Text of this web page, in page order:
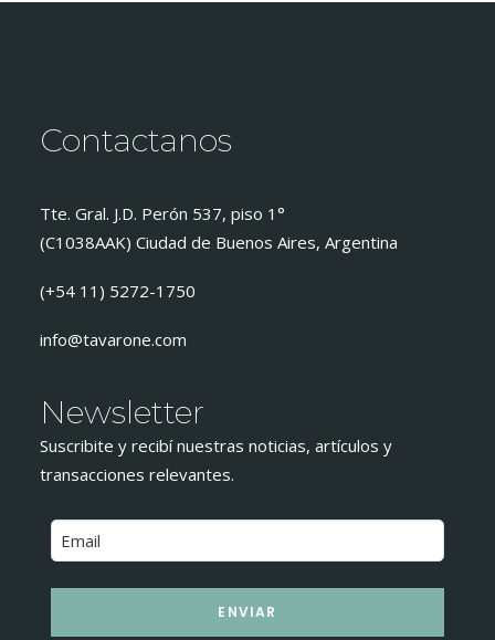
Contactanos
Tte. Gral. J.D. Perón 537, piso 1°
(C1038AAK) Ciudad de Buenos Aires, Argentina
(+54 11) 5272-1750
info@tavarone.com
Newsletter
Suscribite y recibí nuestras noticias, artículos y
transacciones relevantes.
ENVIAR